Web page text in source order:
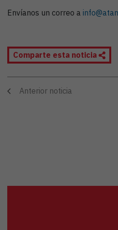
Envíanos un correo a
Comparte esta noticia
Anterior noticia